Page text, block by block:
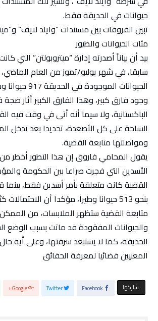
حيوانات في الحديقة فقط.
تبين الفروقات بين مستندات “وايلد لايف”
مئات الحيوانات والطيور
بيد أن بياناً أصدرته إدارة “ميتروبولتن” التي
سابقا، في شهر يوليو/تموز من العام الماضي،
الحيوانات
وجود فارق كبير، وهذا الفارق الكبير أثار
الباكستانية، ولا سيما أنه أتى في وقت فيه
الساحة على كل الأصعدة، تحديدا بعد تدخل
ومواصلتها متابعة القضية.
يقول المحامي فاروق إن هذا التطور أخطر
الأسدين التي فجرت صراعا بين الحكومة
القضية كانت متعلقة بأمر أسدين فقط،
بنحو 513 حيوانا وطيرا، مؤكدا أن
متابعة القضية ستظهر الملابسات، من
والحيوانات المفقودة قد ماتت بسبب الوضع
الحديقة، كما لا يستبعد سرقتها، وعلى أية
المعنيين قضائيا لمعرفة الحقائق
‫‫ شاركها‬ Facebook
Twitter
Google+